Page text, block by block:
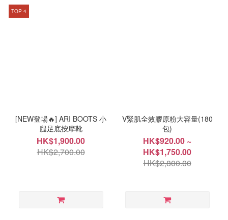
TOP 4
[NEW登場🔥] ARI BOOTS 小
腿足底按摩靴
HK$1,900.00
HK$2,700.00
V緊肌全效膠原粉大容量(180
包)
HK$920.00 ~
HK$1,750.00
HK$2,800.00